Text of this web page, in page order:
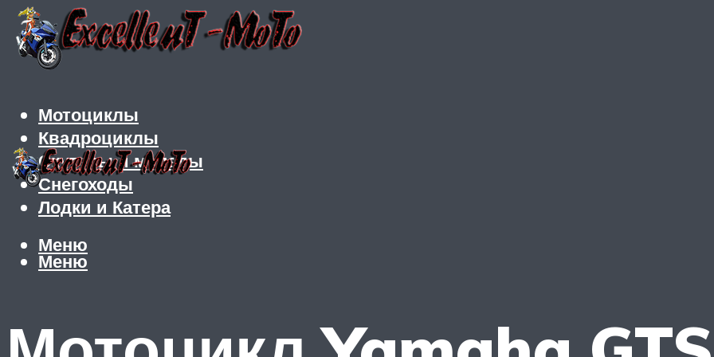
Мотоциклы
Квадроциклы
Скутеры и мопеды
Снегоходы
Лодки и Катера
Меню
Меню